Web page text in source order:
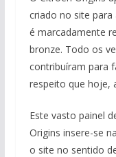
criado no site para
é marcadamente
bronze. Todo os
contribuíram para
respeito que hoje,
Este vasto painel
Origins insere-se
o site no sentido